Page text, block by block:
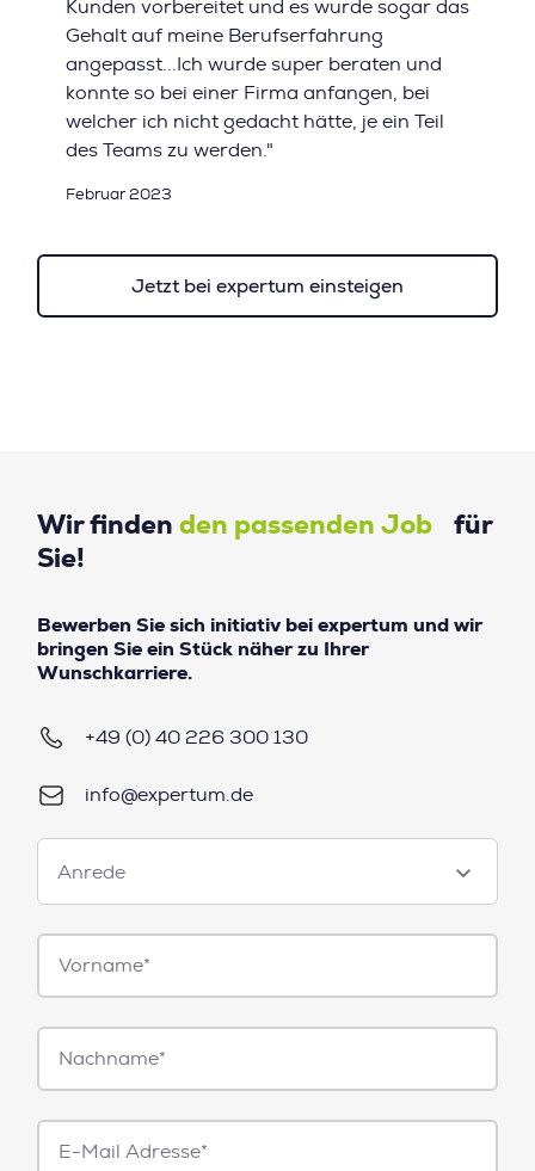
Kunden vorbereitet und es wurde sogar das
Gehalt auf meine Berufserfahrung
angepasst...Ich wurde super beraten und
konnte so bei einer Firma anfangen, bei
welcher ich nicht gedacht hätte, je ein Teil
des Teams zu werden."
Februar 2023
Jetzt bei expertum einsteigen
Wir finden den passenden Job für
Sie!
Bewerben Sie sich initiativ bei expertum und wir
bringen Sie ein Stück näher zu Ihrer
Wunschkarriere.
+49 (0) 40 226 300 130
info@expertum.de
Anrede
Anrede
Vorname*
Nachname*
E-
Mail*